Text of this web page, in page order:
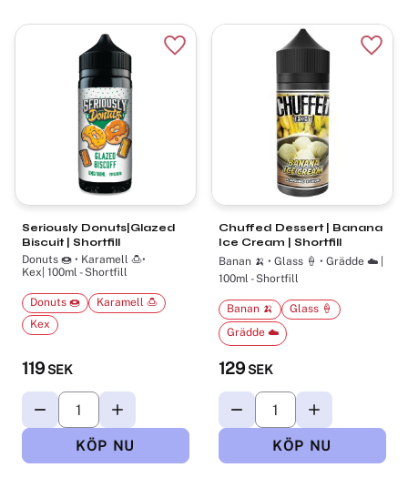
Seriously Donuts|Glazed
Biscuit | Shortfill
Donuts 🍩 • Karamell 🍮•
Kex| 100ml - Shortfill
119 SEK
Donuts 🍩
Karamell 🍮
Kex
Lägg till i favoriter
Chuffed Dessert | Banana
Ice Cream | Shortfill
Banan 🍌 • Glass 🍦 • Grädde ☁️ |
100ml - Shortfill
129 SEK
Banan 🍌
Glass 🍦
Grädde ☁️